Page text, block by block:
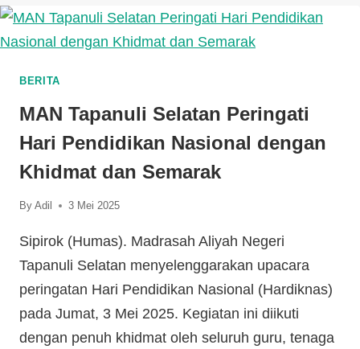
BERITA
MAN Tapanuli Selatan Peringati
Hari Pendidikan Nasional dengan
Khidmat dan Semarak
By Adil 3 Mei 2025
Sipirok (Humas). Madrasah Aliyah Negeri
Tapanuli Selatan menyelenggarakan upacara
peringatan Hari Pendidikan Nasional (Hardiknas)
pada Jumat, 3 Mei 2025. Kegiatan ini diikuti
dengan penuh khidmat oleh seluruh guru, tenaga